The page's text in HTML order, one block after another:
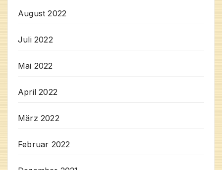
August 2022
Juli 2022
Mai 2022
April 2022
März 2022
Februar 2022